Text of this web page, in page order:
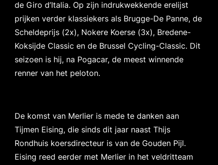
de Giro d’Italia. Op zijn indrukwekkende erelijst
prijken verder klassiekers als Brugge-De Panne, de
Scheldeprijs (2x), Nokere Koerse (3x), Bredene-
Koksijde Classic en de Brussel Cycling-Classic. Dit
seizoen is hij, na Pogacar, de meest winnende
renner van het peloton.
De komst van Merlier is mede te danken aan
Tijmen Eising, die sinds dit jaar naast Thijs
Rondhuis koersdirecteur is van de Gouden Pijl.
Eising reed eerder met Merlier in het veldritteam